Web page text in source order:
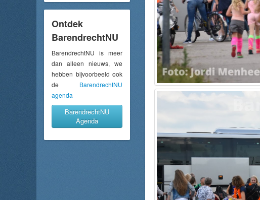
Ontdek
BarendrechtNU
BarendrechtNU is meer
dan alleen nieuws, we
hebben bijvoorbeeld ook
de BarendrechtNU
agenda
BarendrechtNU
Agenda